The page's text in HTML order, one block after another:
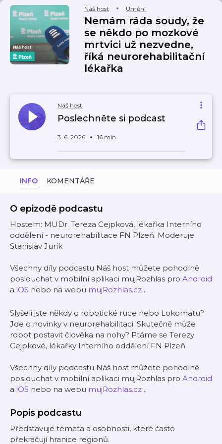
Náš host Umění
Nemám ráda soudy, že
se někdo po mozkové
mrtvici už nezvedne,
říká neurorehabilitační
lékařka
Náš host
Poslechněte si podcast
3. 6. 2026 16 min
INFO KOMENTÁŘE
O epizodě podcastu
Hostem: MUDr. Tereza Cejpková, lékařka Interního
oddělení - neurorehabilitace FN Plzeň. Moderuje
Stanislav Jurík
Všechny díly podcastu Náš host můžete pohodlně
poslouchat v mobilní aplikaci mujRozhlas pro Android
a iOS nebo na webu mujRozhlas.cz .
Slyšeli jste někdy o robotické ruce nebo Lokomatu?
Jde o novinky v neurorehabilitaci. Skutečně může
robot postavit člověka na nohy? Ptáme se Terezy
Cejpkové, lékařky Interního oddělení FN Plzeň.
Všechny díly podcastu Náš host můžete pohodlně
poslouchat v mobilní aplikaci mujRozhlas pro Android
a iOS nebo na webu mujRozhlas.cz .
Popis podcastu
Představuje témata a osobnosti, které často
překračují hranice regionů.